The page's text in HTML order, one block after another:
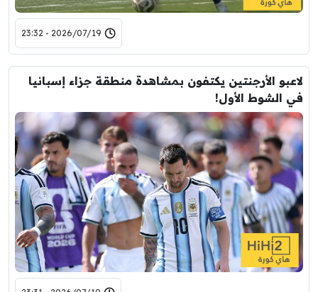
2026/07/19 - 23:32
لاعبو الأرجنتين يكتفون بمشاهدة منطقة جزاء إسبانيا
في الشوط الأول!